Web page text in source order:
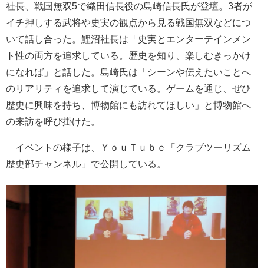
社長、戦国無双5で織田信長役の島崎信長氏が登壇。3者が
イチ押しする武将や史実の観点から見る戦国無双などにつ
いて話し合った。鯉沼社長は「史実とエンターテインメン
ト性の両方を追求している。歴史を知り、楽しむきっかけ
になれば」と話した。島崎氏は「シーンや伝えたいことへ
のリアリティを追求して演じている。ゲームを通じ、ぜひ
歴史に興味を持ち、博物館にも訪れてほしい」と博物館へ
の来訪を呼び掛けた。
イベントの様子は、ＹｏｕＴｕｂｅ「クラブツーリズム
歴史部チャンネル」で公開している。